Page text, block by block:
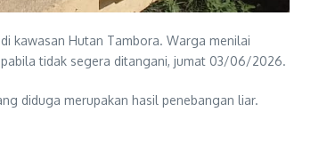
kawasan Hutan Tambora. Warga menilai
tidak segera ditangani, jumat 03/06/2026.
diduga merupakan hasil penebangan liar.